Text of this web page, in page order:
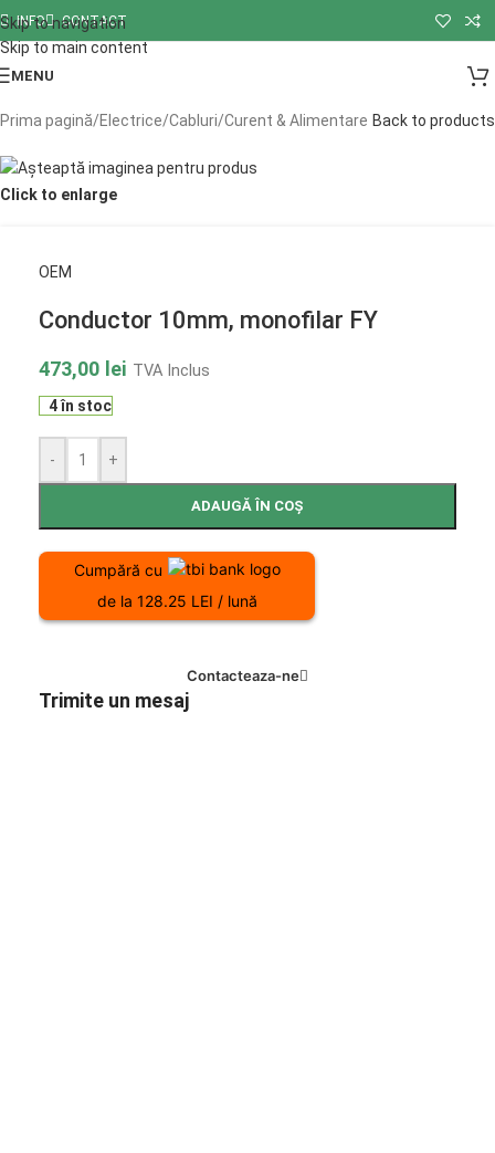
Skip to navigation
Skip to main content
INFO CONTACT
MENU
Prima pagină/Electrice/Cabluri/Curent & Alimentare Back to products
Click to enlarge
OEM
Conductor 10mm, monofilar FY
473,00 lei TVA Inclus
4 în stoc
- +
ADAUGĂ ÎN COȘ
Cumpără cu
de la 128.25 LEI / lună
Contacteaza-ne
Trimite un mesaj